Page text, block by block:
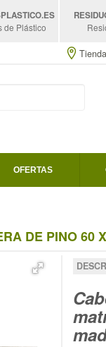
.ES
de Plástico
OFERTAS
DE PINO 60